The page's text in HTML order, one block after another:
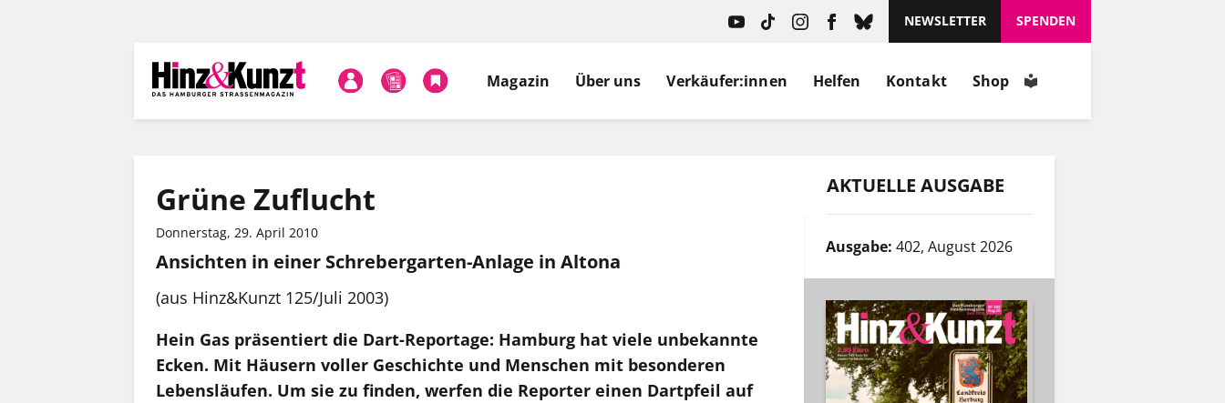
NEWSLETTER SPENDEN
Magazin Über uns Verkäufer:innen Helfen Kontakt Shop
Grüne Zuflucht
Donnerstag, 29. April 2010
Ansichten in einer Schrebergarten-Anlage in Altona
(aus Hinz&Kunzt 125/Juli 2003)
Hein Gas präsentiert die Dart-Reportage: Hamburg hat viele unbekannte
Ecken. Mit Häusern voller Geschichte und Menschen mit besonderen
Lebensläufen. Um sie zu finden, werfen die Reporter einen Dartpfeil auf
AKTUELLE AUSGABE
Ausgabe: 402, August 2026